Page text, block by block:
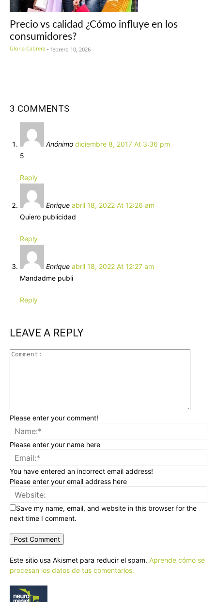
Precio vs calidad ¿Cómo influye en los
consumidores?
Gloria Cabrera - febrero 10, 2026
3 COMMENTS
Anónimo diciembre 8, 2017 At 3:36 pm
5
Reply
Enrique abril 18, 2022 At 12:26 am
Quiero publicidad
Reply
Enrique abril 18, 2022 At 12:27 am
Mandadme publi
Reply
LEAVE A REPLY
Please enter your comment!
Please enter your name here
You have entered an incorrect email address!
Please enter your email address here
Save my name, email, and website in this browser for the
next time I comment.
Este sitio usa Akismet para reducir el spam. Aprende cómo se
procesan los datos de tus comentarios.